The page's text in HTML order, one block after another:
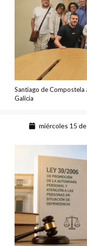
Santiago de
Galicia
miércoles 15